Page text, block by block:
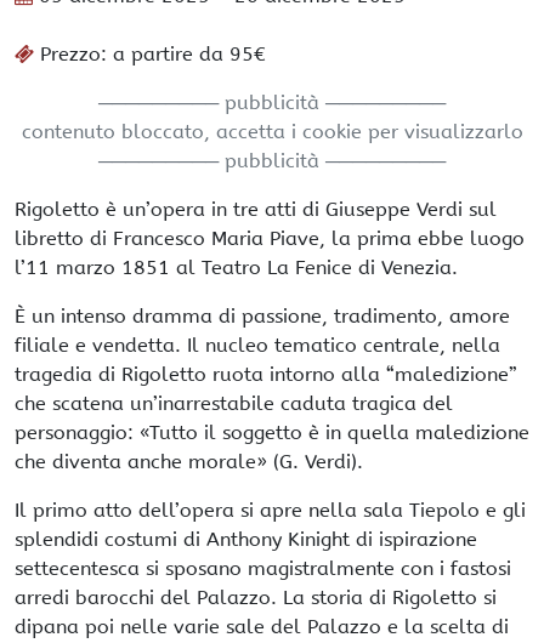
Prezzo: a partire da 95€
───────── pubblicità ─────────
contenuto bloccato, accetta i cookie per visualizzarlo
───────── pubblicità ─────────
Rigoletto è un’opera in tre atti di Giuseppe Verdi sul
libretto di Francesco Maria Piave, la prima ebbe luogo
l’11 marzo 1851 al Teatro La Fenice di Venezia.
È un intenso dramma di passione, tradimento, amore
filiale e vendetta. Il nucleo tematico centrale, nella
tragedia di Rigoletto ruota intorno alla “maledizione”
che scatena un’inarrestabile caduta tragica del
personaggio: «Tutto il soggetto è in quella maledizione
che diventa anche morale» (G. Verdi).
Il primo atto dell’opera si apre nella sala Tiepolo e gli
splendidi costumi di Anthony Kinight di ispirazione
settecentesca si sposano magistralmente con i fastosi
arredi barocchi del Palazzo. La storia di Rigoletto si
dipana poi nelle varie sale del Palazzo e la scelta di